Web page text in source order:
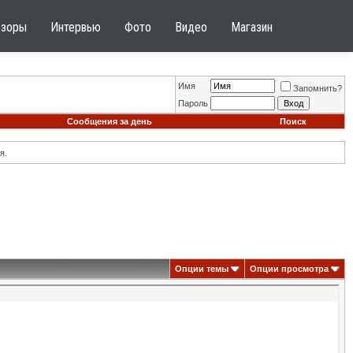
Интервью Фото Видео Магазин
Имя
Запомнить?
Пароль
Сообщения за день
Поиск
Опции темы Опции просмотра